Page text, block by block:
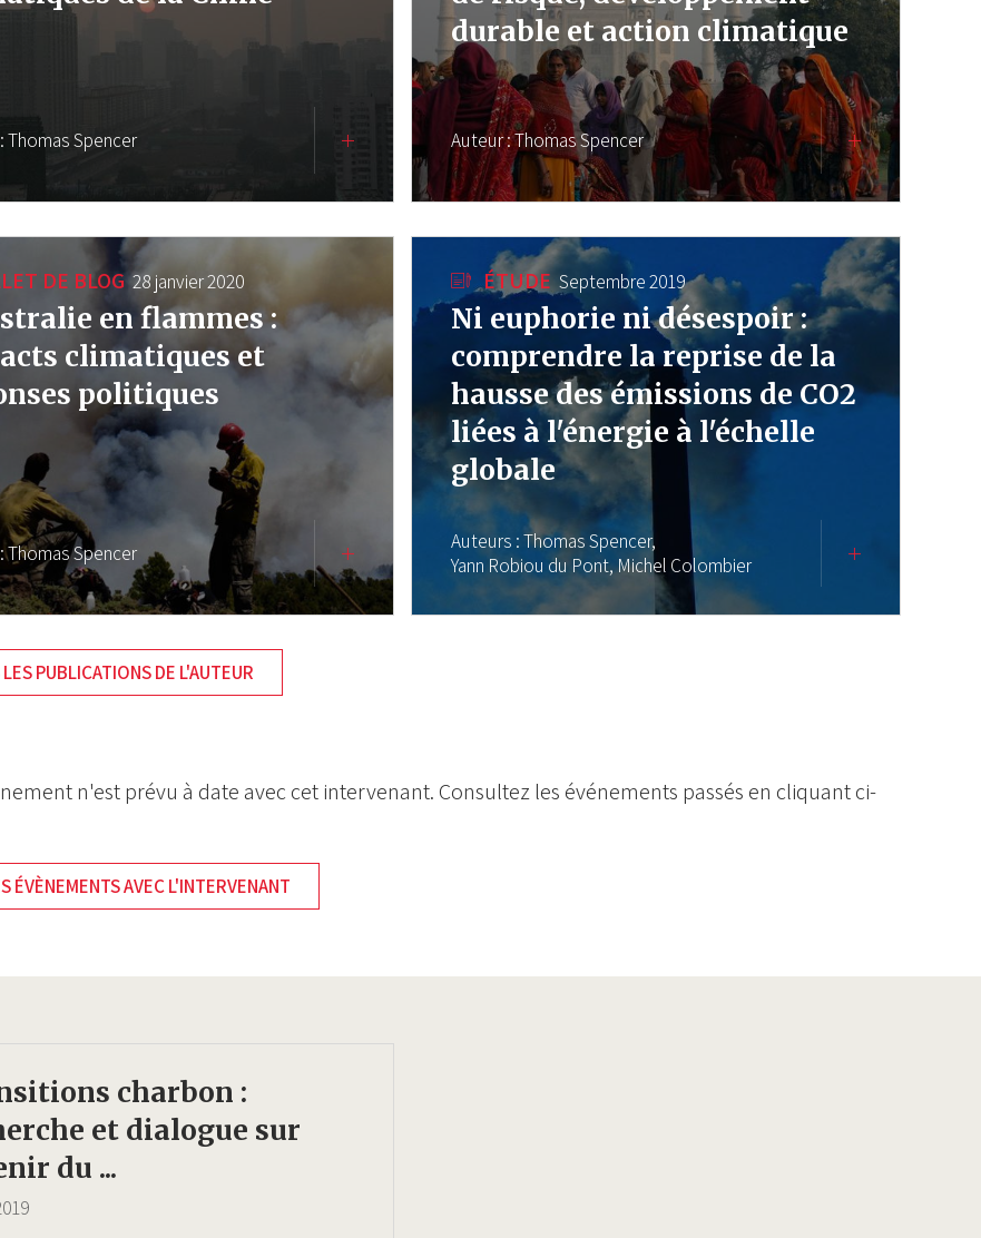
Thomas Spencer
durable et action climatique
Auteur :Thomas Spencer
DE BLOG 28 janvier 2020
en flammes :
climatiques et
politiques
Thomas Spencer
ÉTUDE Septembre 2019
Ni euphorie ni désespoir :
comprendre la reprise de la
hausse des émissions de CO2
liées à l'énergie à l'échelle
globale
Auteurs :Thomas Spencer,
Yann Robiou du Pont,Michel Colombier
PUBLICATIONS DE L'AUTEUR
n'est prévu à date avec cet intervenant. Consultez les événements passés en cliquant ci-
ÉVÈNEMENTS AVEC L'INTERVENANT
charbon :
et dialogue sur
du ...